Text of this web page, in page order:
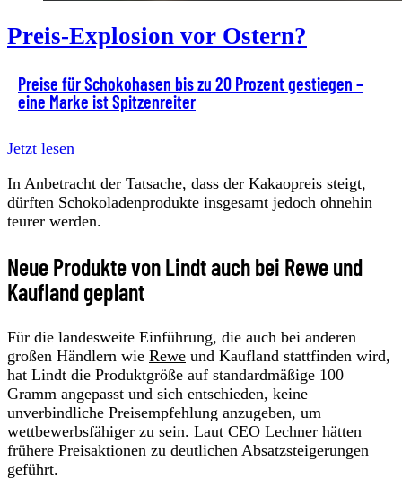
Preis-Explosion vor Ostern?
Preise für Schokohasen bis zu 20 Prozent gestiegen –
eine Marke ist Spitzenreiter
Jetzt lesen
In Anbetracht der Tatsache, dass der Kakaopreis steigt,
dürften Schokoladenprodukte insgesamt jedoch ohnehin
teurer werden.
Neue Produkte von Lindt auch bei Rewe und
Kaufland geplant
Für die landesweite Einführung, die auch bei anderen
großen Händlern wie Rewe und Kaufland stattfinden wird,
hat Lindt die Produktgröße auf standardmäßige 100
Gramm angepasst und sich entschieden, keine
unverbindliche Preisempfehlung anzugeben, um
wettbewerbsfähiger zu sein. Laut CEO Lechner hätten
frühere Preisaktionen zu deutlichen Absatzsteigerungen
geführt.